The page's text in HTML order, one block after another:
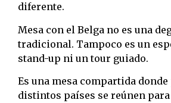
diferente.
Mesa con el Belga no es una
tradicional. Tampoco es un
stand-up ni un tour guiado.
Es una mesa compartida donde
distintos países se reúnen